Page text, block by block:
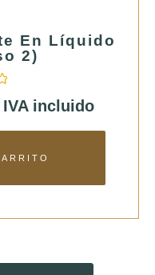
En Líquido
2)
IVA incluido